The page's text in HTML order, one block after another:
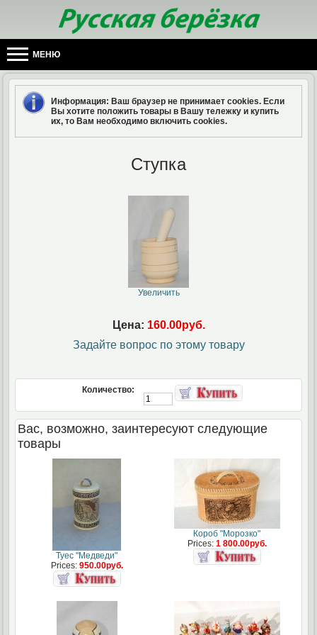
МЕНЮ
Информация: Ваш браузер не принимает cookies. Если
Вы хотите положить товары в Вашу тележку и купить
их, то Вам необходимо включить cookies.
Ступка
Увеличить
Цена: 160.00руб.
Задайте вопрос по этому товару
Количество:
Вас, возможно, заинтересуют следующие
товары
Туес "Медведи"
Prices: 950.00руб.
Короб "Морозко"
Prices: 1 800.00руб.